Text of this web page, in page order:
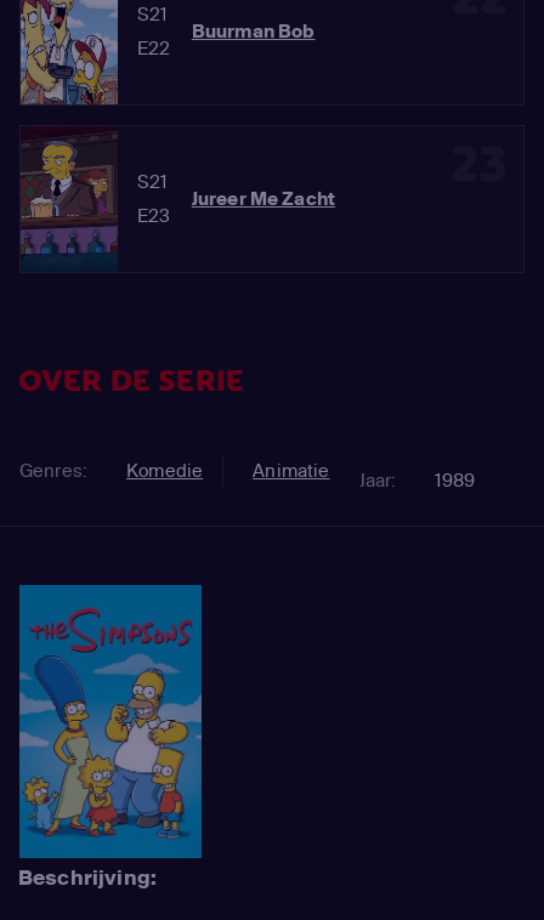
S21
E22
Buurman Bob
S21
E23
Jureer Me Zacht
OVER DE SERIE
Genres: Komedie Animatie Jaar: 1989
Beschrijving: